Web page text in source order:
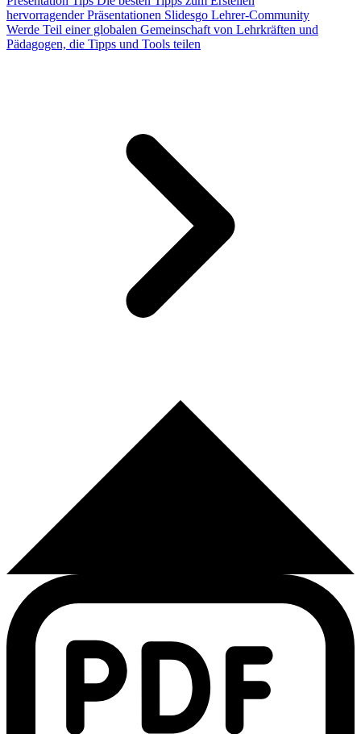
hervorragender Präsentationen Slidesgo Lehrer-Community
Werde Teil einer globalen Gemeinschaft von Lehrkräften und
Pädagogen, die Tipps und Tools teilen